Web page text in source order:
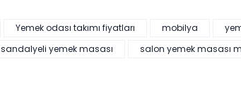
Yemek odası takımı fiyatları mobilya
sandalyeli yemek masası salon yemek masası